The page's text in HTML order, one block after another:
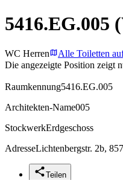
5416.EG.005
WC Herren
Alle Toiletten
Die angezeigte Position zeigt
Raumkennung5416.EG.005
Architekten-Name005
StockwerkErdgeschoss
AdresseLichtenbergstr. 2b,
Teilen